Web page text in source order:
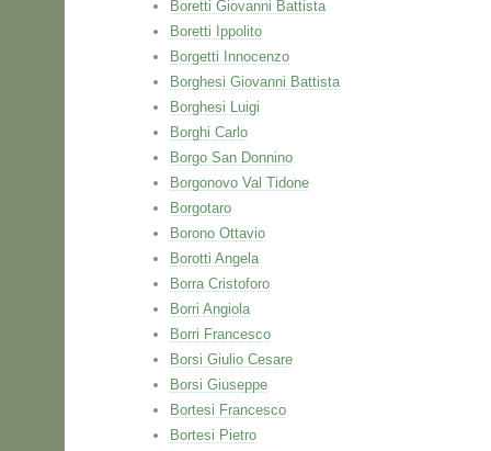
Boretti Giovanni Battista
Boretti Ippolito
Borgetti Innocenzo
Borghesi Giovanni Battista
Borghesi Luigi
Borghi Carlo
Borgo San Donnino
Borgonovo Val Tidone
Borgotaro
Borono Ottavio
Borotti Angela
Borra Cristoforo
Borri Angiola
Borri Francesco
Borsi Giulio Cesare
Borsi Giuseppe
Bortesi Francesco
Bortesi Pietro